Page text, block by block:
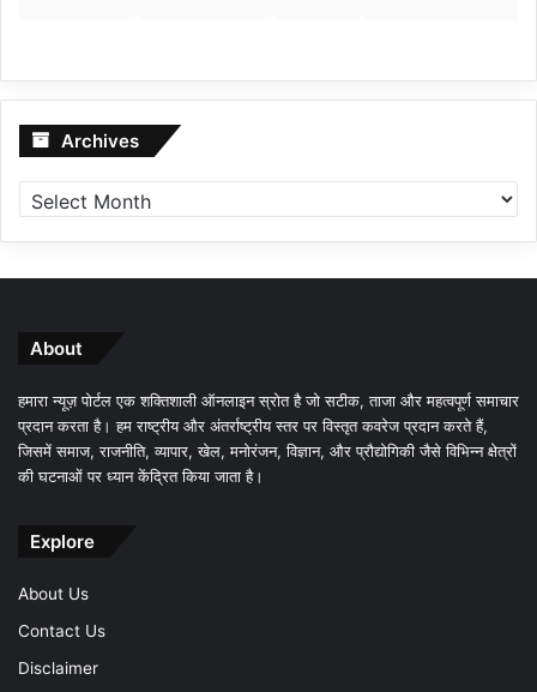
Archives Archives
About
हमारा न्यूज़ पोर्टल एक शक्तिशाली ऑनलाइन स्रोत है जो सटीक, ताजा और महत्वपूर्ण समाचार
प्रदान करता है। हम राष्ट्रीय और अंतर्राष्ट्रीय स्तर पर विस्तृत कवरेज प्रदान करते हैं,
जिसमें समाज, राजनीति, व्यापार, खेल, मनोरंजन, विज्ञान, और प्रौद्योगिकी जैसे विभिन्न क्षेत्रों
की घटनाओं पर ध्यान केंद्रित किया जाता है।
Explore
About Us
Contact Us
Disclaimer